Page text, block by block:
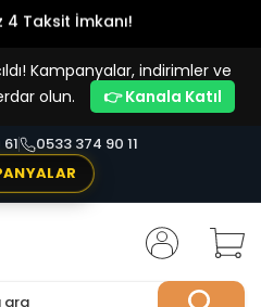
4 Taksit İmkanı!
Kampanyalar, indirimler ve
olun.
👉 Kanala Katıl
0533 374 90 11